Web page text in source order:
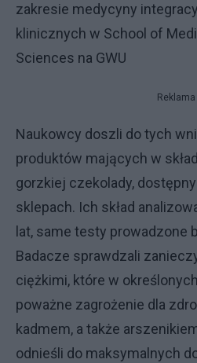
zakresie medycyny
klinicznych w School of
Sciences na GWU
Reklama
Naukowcy doszli do tych
produktów mających w
gorzkiej czekolady,
sklepach. Ich skład
lat, same testy prowadzone
Badacze sprawdzali
ciężkimi, które w
poważne zagrożenie dla
kadmem, a także
odnieśli do maksymalnych